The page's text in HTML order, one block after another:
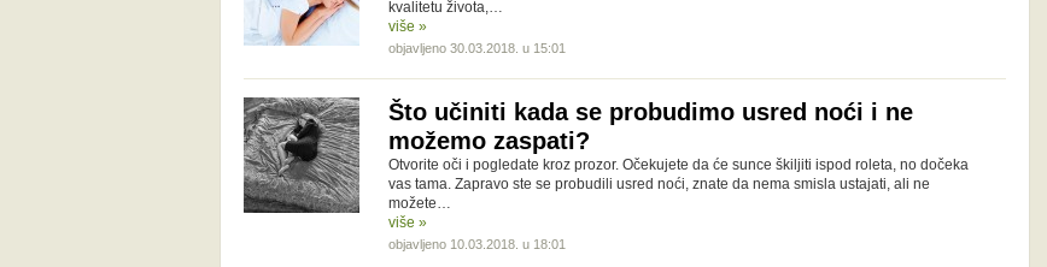
kvalitetu života,…
više »
objavljeno 30.03.2018. u 15:01
Što učiniti kada se probudimo usred noći i ne
možemo zaspati?
Otvorite oči i pogledate kroz prozor. Očekujete da će sunce škiljiti ispod roleta, no dočeka
vas tama. Zapravo ste se probudili usred noći, znate da nema smisla ustajati, ali ne
možete…
više »
objavljeno 10.03.2018. u 18:01